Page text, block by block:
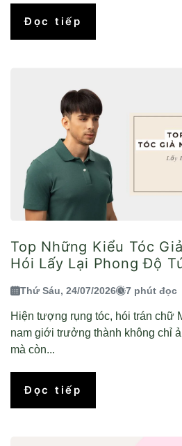
Đọc tiếp
Top Những Kiểu Tóc
Hói Lấy Lại Phong Độ
Thứ Sáu, 24/07/2026 7 phút đọc
Hiện tượng rụng tóc, hói trán chữ
nam giới trưởng thành không chỉ
mà còn...
Đọc tiếp